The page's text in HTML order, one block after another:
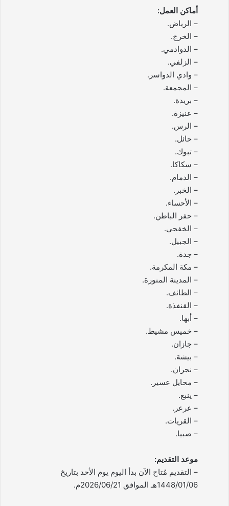
أماكن العمل:
– الرياض.
– الخرج.
– الدوادمي.
– الزلفي.
– وادي الدواسر.
– المجمعة.
– بريدة.
– عنيزة.
– الرس.
– حائل.
– تبوك.
– سكاكا.
– الدمام.
– الخبر.
– الأحساء.
– حفر الباطن.
– الخفجي.
– الجبيل.
– جدة.
– مكة المكرمة.
– المدينة المنورة.
– الطائف.
– القنفذة.
– أبها.
– خميس مشيط.
– جازان.
– بيشة.
– نجران.
– محايل عسير.
– ينبع.
– عرعر.
– القريات.
– صبيا.
موعد التقديم:
– التقديم مُتاح الآن بدأ اليوم يوم الأحد بتاريخ
1448/01/06هـ الموافق 2026/06/21م.